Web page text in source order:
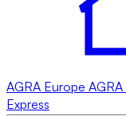
AGRA Europe AGRA
Express